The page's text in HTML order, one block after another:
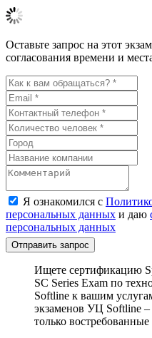
Оставьте запрос на этот
согласования времени и
Я ознакомился с
персональных данных и даю
персональных данных
Отправить запрос
Ищете сертификацию
SC Series Exam по
Softline к вашим
экзаменов УЦ Softline
только